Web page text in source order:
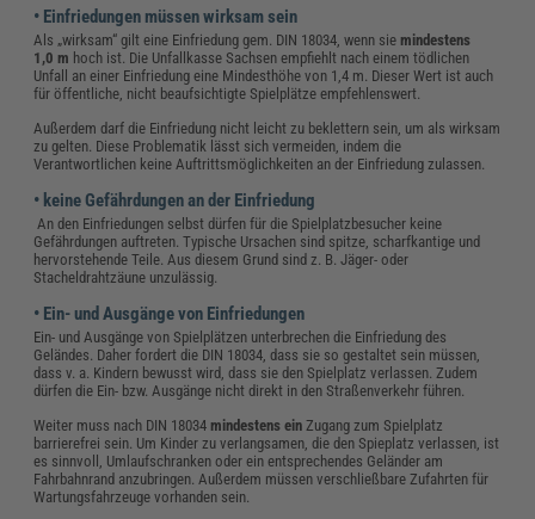
• Einfriedungen müssen wirksam sein
Als „wirksam“ gilt eine Einfriedung gem. DIN 18034, wenn sie mindestens
1,0 m hoch ist. Die Unfallkasse Sachsen empfiehlt nach einem tödlichen
Unfall an einer Einfriedung eine Mindesthöhe von 1,4 m. Dieser Wert ist auch
für öffentliche, nicht beaufsichtigte Spielplätze empfehlenswert.
Außerdem darf die Einfriedung nicht leicht zu beklettern sein, um als wirksam
zu gelten. Diese Problematik lässt sich vermeiden, indem die
Verantwortlichen keine Auftrittsmöglichkeiten an der Einfriedung zulassen.
• keine Gefährdungen an der Einfriedung
An den Einfriedungen selbst dürfen für die Spielplatzbesucher keine
Gefährdungen auftreten. Typische Ursachen sind spitze, scharfkantige und
hervorstehende Teile. Aus diesem Grund sind z. B. Jäger- oder
Stacheldrahtzäune unzulässig.
• Ein- und Ausgänge von Einfriedungen
Ein- und Ausgänge von Spielplätzen unterbrechen die Einfriedung des
Geländes. Daher fordert die DIN 18034, dass sie so gestaltet sein müssen,
dass v. a. Kindern bewusst wird, dass sie den Spielplatz verlassen. Zudem
dürfen die Ein- bzw. Ausgänge nicht direkt in den Straßenverkehr führen.
Weiter muss nach DIN 18034 mindestens ein Zugang zum Spielplatz
barrierefrei sein. Um Kinder zu verlangsamen, die den Spieplatz verlassen, ist
es sinnvoll, Umlaufschranken oder ein entsprechendes Geländer am
Fahrbahnrand anzubringen. Außerdem müssen verschließbare Zufahrten für
Wartungsfahrzeuge vorhanden sein.